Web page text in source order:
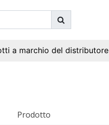
a marchio del distributore
Prodotto